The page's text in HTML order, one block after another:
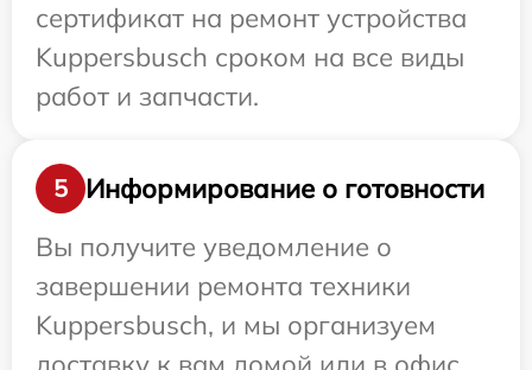
сертификат на ремонт устройства
Kuppersbusch сроком на все виды
работ и запчасти.
5
Информирование о готовности
Вы получите уведомление о
завершении ремонта техники
Kuppersbusch, и мы организуем